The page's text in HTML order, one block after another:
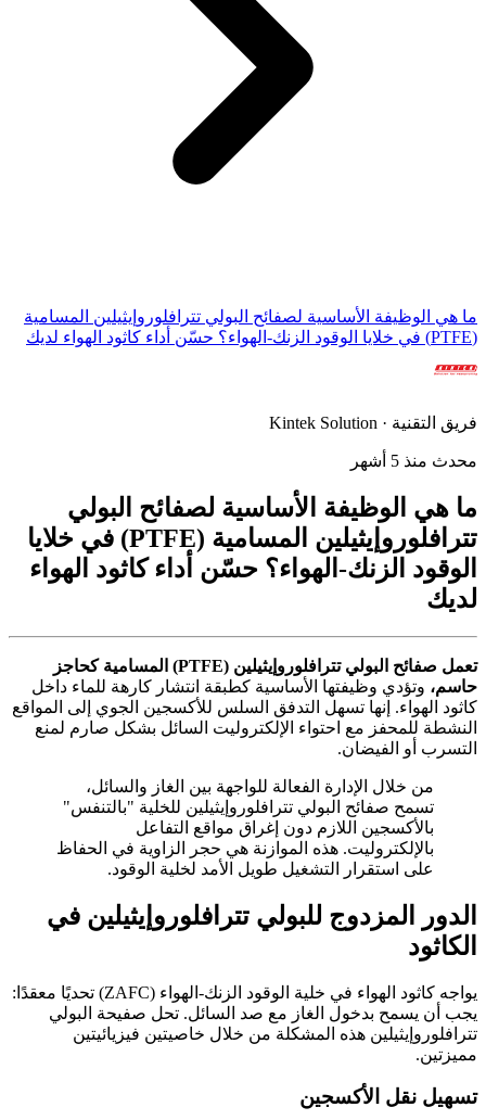
ما هي الوظيفة الأساسية لصفائح البولي تترافلوروإيثيلين المسامية
(PTFE) في خلايا الوقود الزنك-الهواء؟ حسّن أداء كاثود الهواء لديك
فريق التقنية · Kintek Solution
محدث منذ 5 أشهر
ما هي الوظيفة الأساسية لصفائح البولي
تترافلوروإيثيلين المسامية (PTFE) في خلايا
الوقود الزنك-الهواء؟ حسّن أداء كاثود الهواء
لديك
تعمل صفائح البولي تترافلوروإيثيلين (PTFE) المسامية كحاجز
حاسم، وتؤدي وظيفتها الأساسية كطبقة انتشار كارهة للماء داخل
كاثود الهواء. إنها تسهل التدفق السلس للأكسجين الجوي إلى المواقع
النشطة للمحفز مع احتواء الإلكتروليت السائل بشكل صارم لمنع
التسرب أو الفيضان.
من خلال الإدارة الفعالة للواجهة بين الغاز والسائل،
تسمح صفائح البولي تترافلوروإيثيلين للخلية "بالتنفس"
بالأكسجين اللازم دون إغراق مواقع التفاعل
بالإلكتروليت. هذه الموازنة هي حجر الزاوية في الحفاظ
على استقرار التشغيل طويل الأمد لخلية الوقود.
الدور المزدوج للبولي تترافلوروإيثيلين في
الكاثود
يواجه كاثود الهواء في خلية الوقود الزنك-الهواء (ZAFC) تحديًا معقدًا:
يجب أن يسمح بدخول الغاز مع صد السائل. تحل صفيحة البولي
تترافلوروإيثيلين هذه المشكلة من خلال خاصيتين فيزيائيتين
مميزتين.
تسهيل نقل الأكسجين